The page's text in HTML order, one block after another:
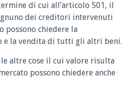
di cui all’articolo 501, il
dei creditori intervenuti
chiedere la
e la vendita di tutti gli altri beni.
altre cose il cui valore risulta
possono chiedere anche